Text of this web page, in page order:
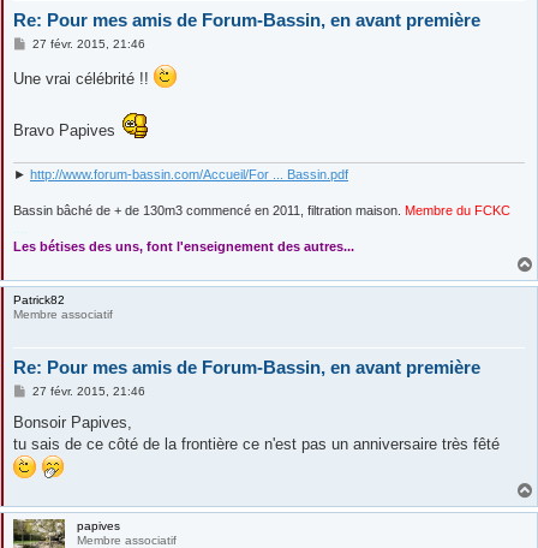
Re: Pour mes amis de Forum-Bassin, en avant première
M
s
e
27 févr. 2015, 21:46
Une vrai célébrité !!
Bravo Papives
► http://www.forum-bassin.com/Accueil/For ... Bassin.pdf
Bassin bâché de + de 130m3 commencé en 2011, filtration maison. Membre du FCKC
Les bétises des uns, font l'enseignement des autres...
Patrick82
Membre associatif
Re: Pour mes amis de Forum-Bassin, en avant première
M
s
a
g
e
27 févr. 2015, 21:46
Bonsoir Papives,
tu sais de ce côté de la frontière ce n'est pas un anniversaire très fêté
papives
Membre associatif